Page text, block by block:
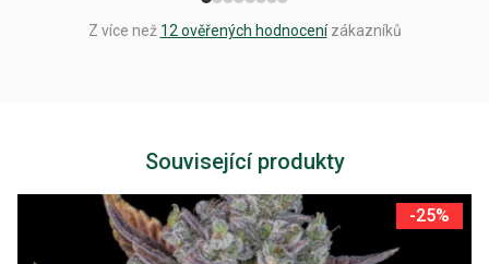
Z více než 12 ověřených hodnocenízákazníků
Související produkty
-25%